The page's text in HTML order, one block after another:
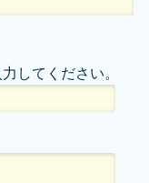
してください。